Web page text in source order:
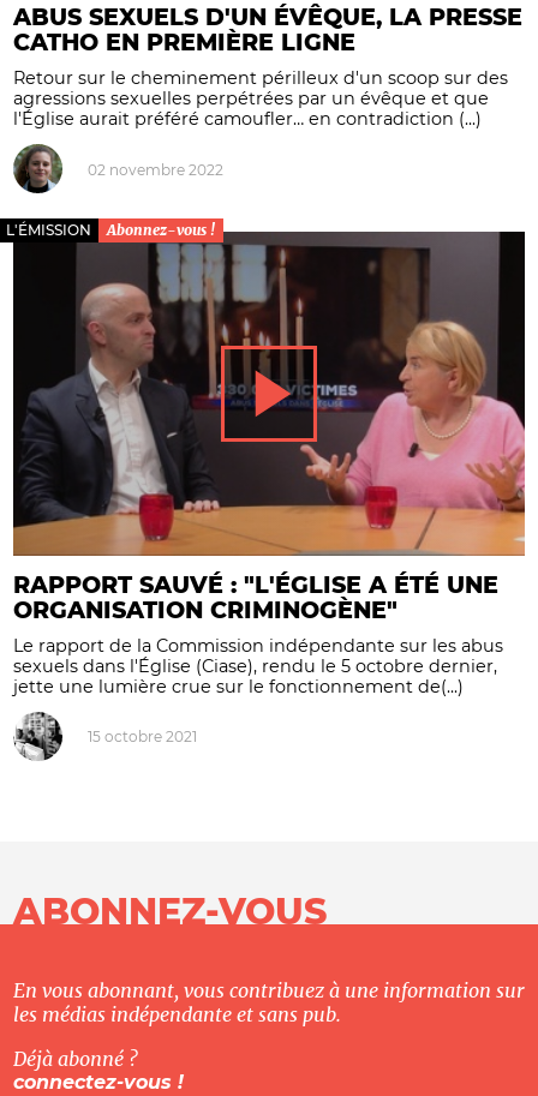
ABUS SEXUELS D'UN ÉVÊQUE, LA PRESSE
CATHO EN PREMIÈRE LIGNE
Retour sur le cheminement périlleux d'un scoop sur des
agressions sexuelles perpétrées par un évêque et que
l'Église aurait préféré camoufler… en contradiction (...)
02 novembre 2022
L'ÉMISSION Abonnez-vous !
RAPPORT SAUVÉ : "L'ÉGLISE A ÉTÉ UNE
ORGANISATION CRIMINOGÈNE"
Le rapport de la Commission indépendante sur les abus
sexuels dans l'Église (Ciase), rendu le 5 octobre dernier,
jette une lumière crue sur le fonctionnement de(...)
15 octobre 2021
ABONNEZ-VOUS
En vous abonnant, vous contribuez à une information sur
les médias indépendante et sans pub.
Déjà abonné ?
connectez-vous !